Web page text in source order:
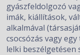
gyászfeldolgozó
imák, kiállítások,
alkalmával
csocsózás vagy
lelki beszélgetésen